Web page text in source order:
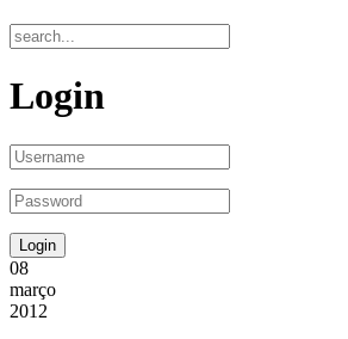
Login
08
março
2012